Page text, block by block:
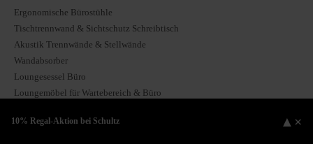
10% Regal-Aktion bei Schultz ▲ ×
Ergonomische Bürostühle
Tischtrennwand & Sichtschutz Schreibtisch
Akustik Trennwände & Stellwände
Wandabsorber
Loungesessel Büro
Loungemöbel für Wartebereich & Büro